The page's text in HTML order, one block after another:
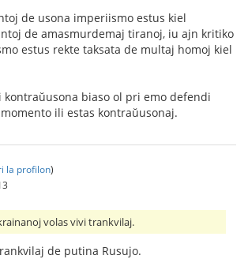
de usona imperiismo estus kiel
de amasmurdemaj tiranoj, iu ajn kritiko
estus rekte taksata de multaj homoj kiel
kontraŭusona biaso ol pri emo defendi
ili estas kontraŭusonaj.
la profilon)
volas vivi trankvilaj.
de putina Rusujo.